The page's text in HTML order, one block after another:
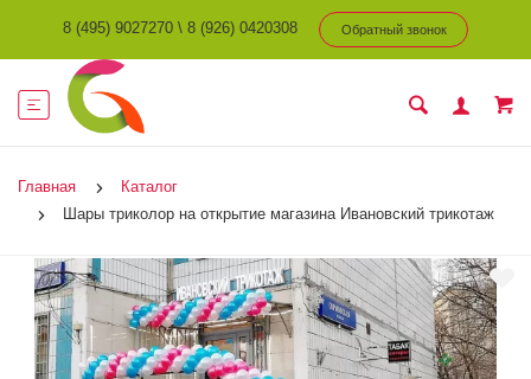
8 (495) 9027270 \ 8 (926) 0420308 Обратный звонок
Главная
Каталог
Шары триколор на открытие магазина Ивановский трикотаж